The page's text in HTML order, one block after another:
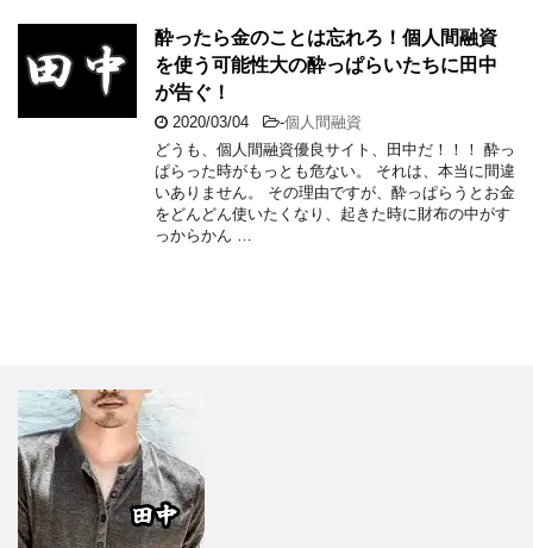
酔ったら金のことは忘れろ！個人間融資
を使う可能性大の酔っぱらいたちに田中
が告ぐ！
2020/03/04 -個人間融資
どうも、個人間融資優良サイト、田中だ！！！ 酔っ
ぱらった時がもっとも危ない。 それは、本当に間違
いありません。 その理由ですが、酔っぱらうとお金
をどんどん使いたくなり、起きた時に財布の中がす
っからかん …